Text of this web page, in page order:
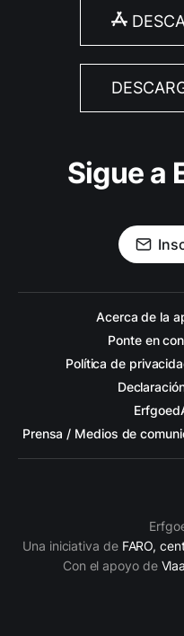
Sigue a
Acerca de la
Ponte en
Política de
Prensa / Medios de
Una iniciativa de FARO,
Con el apoyo de